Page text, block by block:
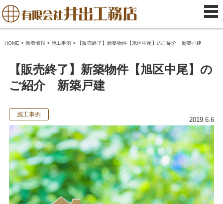
HOME > 新着情報 > 施工事例 > 【販売終了】新築物件【旭区中尾】のご紹介 新築戸建
【販売終了】新築物件【旭区中尾】の
ご紹介 新築戸建
施工事例
2019.6.6